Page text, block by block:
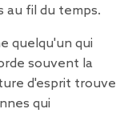
au fil du temps.
quelqu'un qui
souvent la
d'esprit trouve
qui